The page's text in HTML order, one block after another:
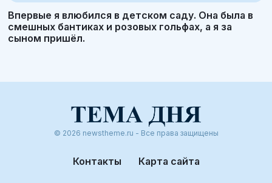
Впервые я влюбился в детском саду. Она была в
смешных бантиках и розовых гольфах, а я за
сыном пришёл.
© 2026 newstheme.ru - Все права защищены
Контакты Карта сайта